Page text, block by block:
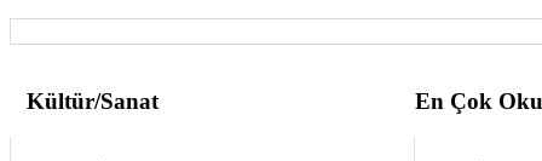
Kültür/Sanat En Çok